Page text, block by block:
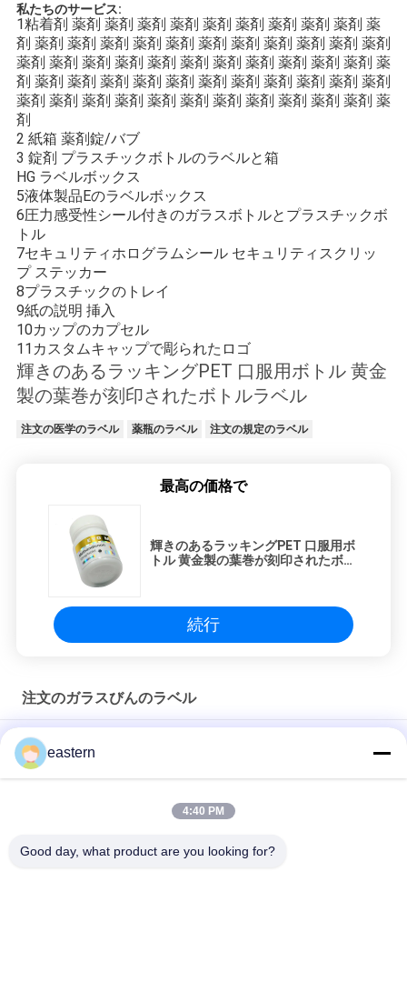
私たちのサービス:
1粘着剤 薬剤 薬剤 薬剤 薬剤 薬剤 薬剤 薬剤 薬剤 薬剤 薬
剤 薬剤 薬剤 薬剤 薬剤 薬剤 薬剤 薬剤 薬剤 薬剤 薬剤 薬剤
薬剤 薬剤 薬剤 薬剤 薬剤 薬剤 薬剤 薬剤 薬剤 薬剤 薬剤 薬
剤 薬剤 薬剤 薬剤 薬剤 薬剤 薬剤 薬剤 薬剤 薬剤 薬剤 薬剤
薬剤 薬剤 薬剤 薬剤 薬剤 薬剤 薬剤 薬剤 薬剤 薬剤 薬剤 薬
剤
2 紙箱 薬剤錠/バブ
3 錠剤 プラスチックボトルのラベルと箱
HG ラベルボックス
5液体製品Eのラベルボックス
6圧力感受性シール付きのガラスボトルとプラスチックボ
トル
7セキュリティホログラムシール セキュリティスクリッ
プ ステッカー
8プラスチックのトレイ
9紙の説明 挿入
10カップのカプセル
11カスタムキャップで彫られたロゴ
輝きのあるラッキングPET 口服用ボトル 黄金
製の葉巻が刻印されたボトルラベル
注文の医学のラベル 薬瓶のラベル 注文の規定のラベル
最高の価格で
輝きのあるラッキングPET 口服用ボ
トル 黄金製の葉巻が刻印されたボト
続行
注文のガラスびんのラベル
Sus 250 10ml ガラスバイアルラベル
10mlボトルのための個別ラベル
HG H 100IU 10 バイアル ラベル ソマトロピン 1 バイアル ラベル
eastern
4:40 PM
Good day, what product are you looking for?